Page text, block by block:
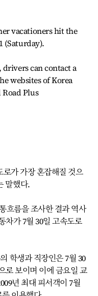
vacationers hit the
(Saturday).
can contact a
websites of Korea
Plus
가 가장 혼잡해질 것으
말했다.
흐름을 조사한 결과 역사
차가 7월 30일 고속도로
학생과 직장인은 7월 30
로 보이며 이에 금요일 교
년 최대 피서객이 7월